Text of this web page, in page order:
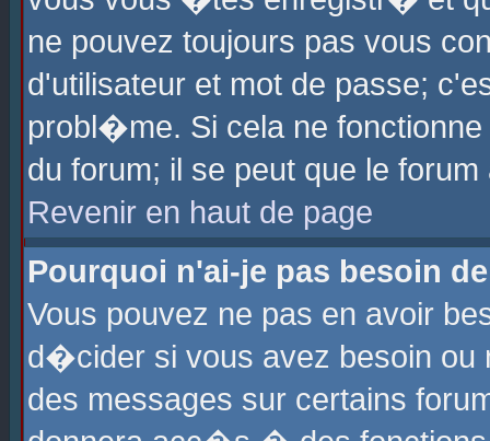
ne pouvez toujours pas vous
d'utilisateur et mot de passe;
probl�me. Si cela ne
du forum; il se peut que le
Revenir en haut de page
Pourquoi n'ai-je pas besoin
Vous pouvez ne pas en avoir
d�cider si vous avez besoin ou
des messages sur certains